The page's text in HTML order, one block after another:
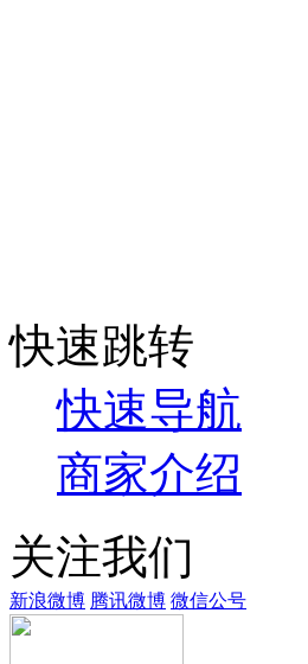
快速跳转
快速导航
商家介绍
关注我们
新浪微博 腾讯微博 微信公号